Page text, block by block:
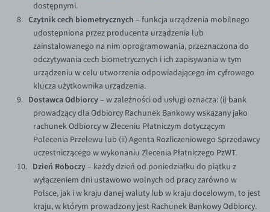
EUR/ZAR
GBP/USD
GBP/CHF
dostępnymi.
Czytnik cech biometrycznych – funkcja urządzenia mobilnego
udostępniona przez producenta urządzenia lub
zainstalowanego na nim oprogramowania, przeznaczona do
odczytywania cech biometrycznych i ich zapisywania w tym
urządzeniu w celu utworzenia odpowiadającego im cyfrowego
klucza użytkownika urządzenia.
Dostawca Odbiorcy– w zależności od usługi oznacza: (i) bank
prowadzący dla Odbiorcy Rachunek Bankowy wskazany jako
rachunek Odbiorcy w Zleceniu Płatniczym dotyczącym
Polecenia Przelewu lub (ii) Agenta Rozliczeniowego Sprzedawcy
uczestniczącego w wykonaniu Zlecenia Płatniczego PzWT.
Dzień Roboczy– każdy dzień od poniedziałku do piątku z
wyłączeniem dni ustawowo wolnych od pracy zarówno w
Polsce, jak i w kraju danej waluty lub w kraju docelowym, to jest
kraju, w którym prowadzony jest Rachunek Bankowy Odbiorcy.